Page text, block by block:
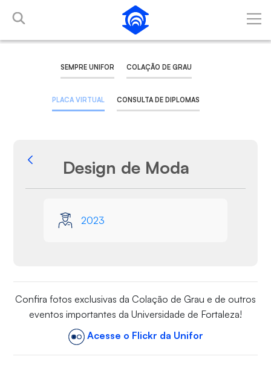
Skip to Main Content
SEMPRE UNIFOR COLAÇÃO DE GRAU
PLACA VIRTUAL CONSULTA DE DIPLOMAS
Back
Design de Moda
2023
Confira fotos exclusivas da Colação de Grau e de outros
eventos importantes da Universidade de Fortaleza!
Acesse o Flickr da Unifor